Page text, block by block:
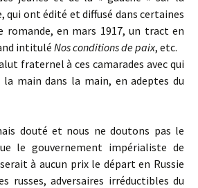
qui ont édité et diffusé dans certaines
romande, en mars 1917, un tract en
intitulé Nos conditions de paix, etc.
fraternel à ces camarades avec qui
main dans la main, en adeptes du
douté et nous ne doutons pas le
le gouvernement impérialiste de
à aucun prix le départ en Russie
russes, adversaires irréductibles du